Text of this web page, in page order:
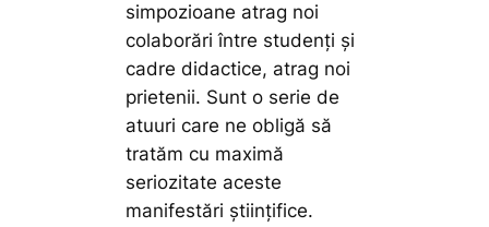
simpozioane atrag noi
colaborări între studenți și
cadre didactice, atrag noi
prietenii. Sunt o serie de
atuuri care ne obligă să
tratăm cu maximă
seriozitate aceste
manifestări științifice.